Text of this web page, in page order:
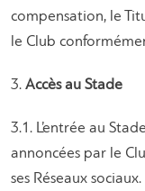
compensation, le
le Club
3. Accès au Stade
3.1. L’entrée au
annoncées par le
ses Réseaux